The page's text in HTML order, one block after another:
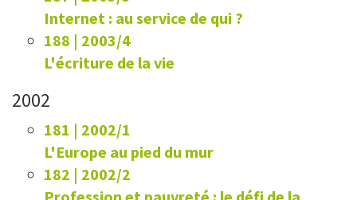
Internet : au service de qui ?
188 | 2003/4
L'écriture de la vie
2002
181 | 2002/1
L'Europe au pied du mur
182 | 2002/2